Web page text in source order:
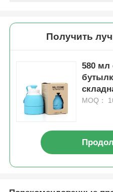
Получить
580 мл
MOQ：